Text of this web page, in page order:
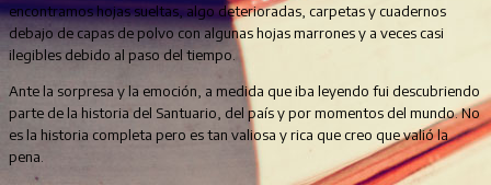
encontramos hojas sueltas, algo deterioradas, carpetas y cuadernos
debajo de capas de polvo con algunas hojas marrones y a veces casi
ilegibles debido al paso del tiempo.
Ante la sorpresa y la emoción, a medida que iba leyendo fui descubriendo
parte de la historia del Santuario, del país y por momentos del mundo. No
es la historia completa pero es tan valiosa y rica que creo que valió la
pena.